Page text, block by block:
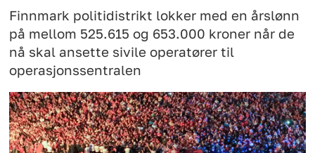
Finnmark politidistrikt lokker med en årslønn
på mellom 525.615 og 653.000 kroner når de
nå skal ansette sivile operatører til
operasjonssentralen